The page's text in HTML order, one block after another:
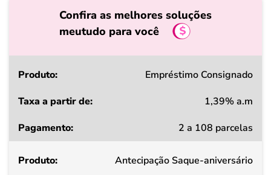
Confira as melhores soluções
meutudo para você
Produto
a
de
Empréstimo Consignado
1,39% a.m
2 a 108 parcelas
Antecipação Saque-aniversário